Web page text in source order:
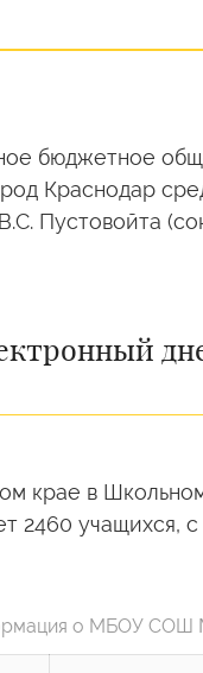
бюджетное
Краснодар
Пустовойта
крае в
2460 учащихся, с
о МБОУ СОШ